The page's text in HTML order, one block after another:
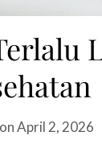
April 2, 2026